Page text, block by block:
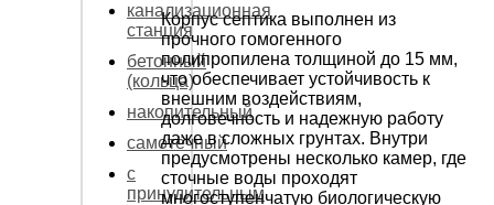
канализационная
станция
бетонный
(кольца)
накопительный
самотёчный
с
принудительным
Корпус септика выполнен из
прочного гомогенного
полипропилена толщиной до 15 мм,
что обеспечивает устойчивость к
внешним воздействиям,
долговечность и надежную работу
даже в сложных грунтах. Внутри
предусмотрены несколько камер, где
сточные воды проходят
многоступенчатую биологическую